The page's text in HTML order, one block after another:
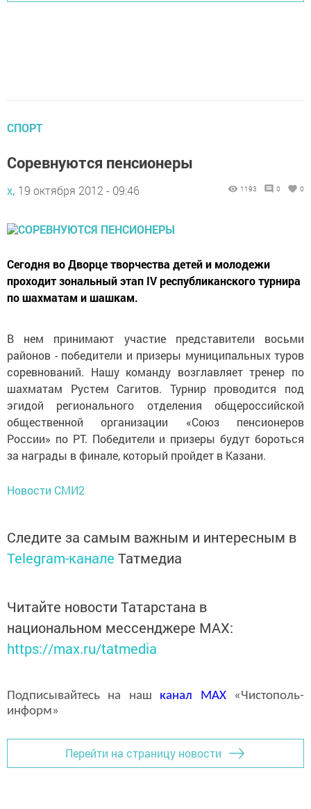
СПОРТ
Соревнуются пенсионеры
х, 19 октября 2012 - 09:46 1193 0 0
Сегодня во Дворце творчества детей и молодежи
проходит зональный этап IV республиканского турнира
по шахматам и шашкам.
В нем принимают участие представители восьми
районов - победители и призеры муниципальных туров
соревнований. Нашу команду возглавляет тренер по
шахматам Рустем Сагитов. Турнир проводится под
эгидой регионального отделения общероссийской
общественной организации «Союз пенсионеров
России» по РТ. Победители и призеры будут бороться
за награды в финале, который пройдет в Казани.
Новости СМИ2
Следите за самым важным и интересным в
Telegram-канале Татмедиа
Читайте новости Татарстана в
национальном мессенджере MАХ:
https://max.ru/tatmedia
Подписывайтесь на наш канал MAX«Чистополь-
информ»
Перейти на страницу новости